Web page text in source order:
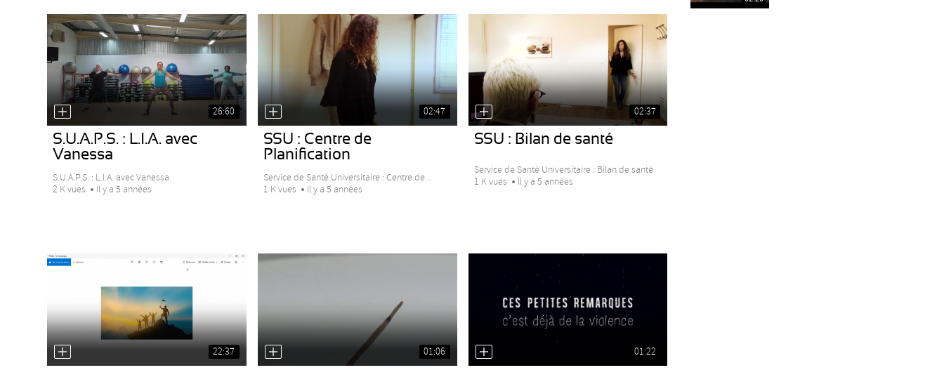
26:60
S.U.A.P.S. : L.I.A. avec
Vanessa
S.U.A.P.S. : L.I.A. avec Vanessa
2 K vues
Il y a 5 années
02:47
SSU : Centre de
Planification
Service de Santé Universitaire : Centre de...
1 K vues
Il y a 5 années
02:37
SSU : Bilan de santé
Service de Santé Universitaire : Bilan de santé
1 K vues
Il y a 5 années
22:37 01:06 01:22